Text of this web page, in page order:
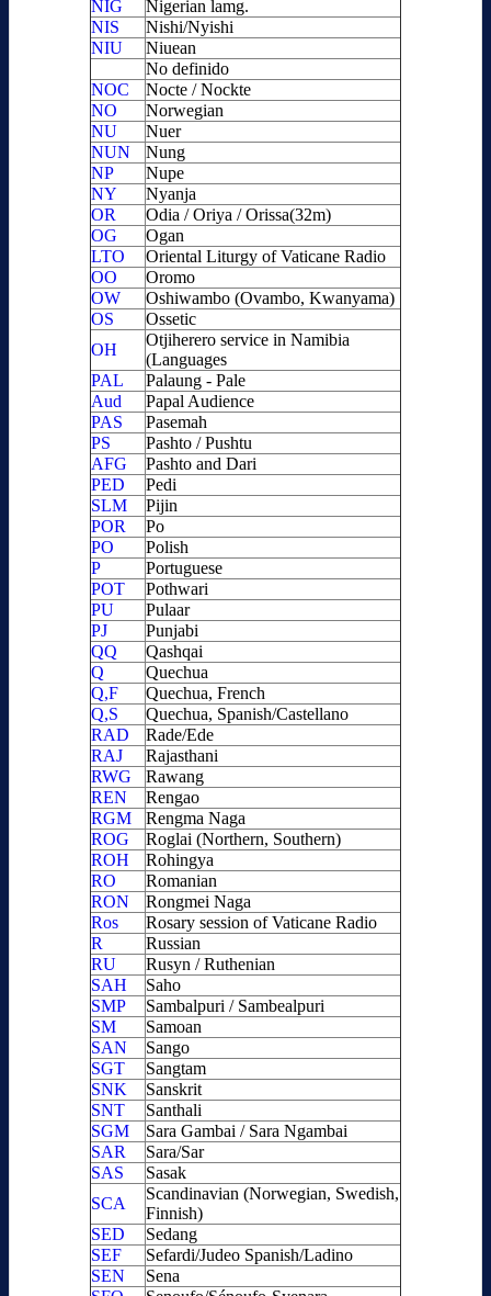
NIG
Nigerian lamg.
NIS
Nishi/Nyishi
NIU
Niuean
No definido
NOC
Nocte / Nockte
NO
Norwegian
NU
Nuer
NUN
Nung
NP
Nupe
NY
Nyanja
OR
Odia / Oriya / Orissa(32m)
OG
Ogan
LTO
Oriental Liturgy of Vaticane Radio
OO
Oromo
OW
Oshiwambo (Ovambo, Kwanyama)
OS
Ossetic
OH
Otjiherero service in Namibia
(Languages
PAL
Palaung - Pale
Aud
Papal Audience
PAS
Pasemah
PS
Pashto / Pushtu
AFG
Pashto and Dari
PED
Pedi
SLM
Pijin
POR
Po
PO
Polish
P
Portuguese
POT
Pothwari
PU
Pulaar
PJ
Punjabi
QQ
Qashqai
Q
Quechua
Q,F
Quechua, French
Q,S
Quechua, Spanish/Castellano
RAD
Rade/Ede
RAJ
Rajasthani
RWG
Rawang
REN
Rengao
RGM
Rengma Naga
ROG
Roglai (Northern, Southern)
ROH
Rohingya
RO
Romanian
RON
Rongmei Naga
Ros
Rosary session of Vaticane Radio
R
Russian
RU
Rusyn / Ruthenian
SAH
Saho
SMP
Sambalpuri / Sambealpuri
SM
Samoan
SAN
Sango
SGT
Sangtam
SNK
Sanskrit
SNT
Santhali
SGM
Sara Gambai / Sara Ngambai
SAR
Sara/Sar
SAS
Sasak
SCA
Scandinavian (Norwegian, Swedish,
Finnish)
SED
Sedang
SEF
Sefardi/Judeo Spanish/Ladino
SEN
Sena